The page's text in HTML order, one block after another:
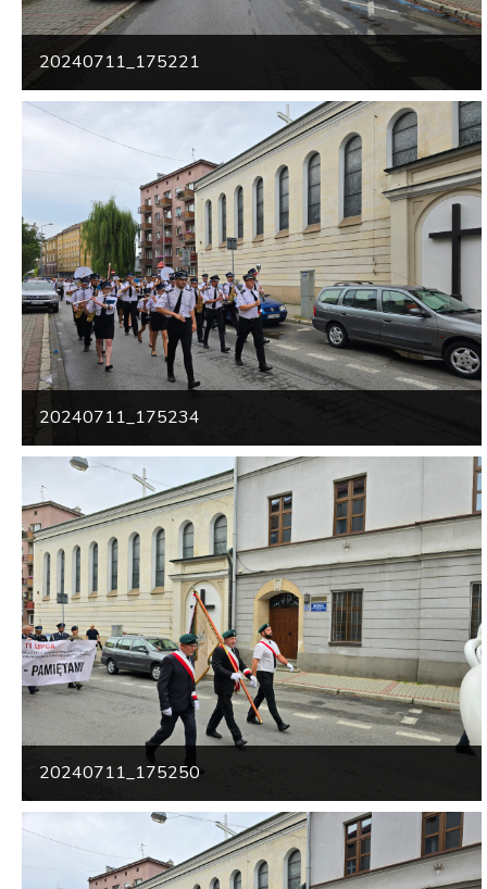
20240711_175221
20240711_175234
20240711_175250